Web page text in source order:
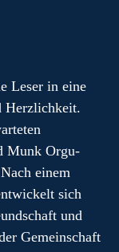
Leser in eine
Herzlichkeit.
Munk Orgu-
einem
sich
und
Gemeinschaft